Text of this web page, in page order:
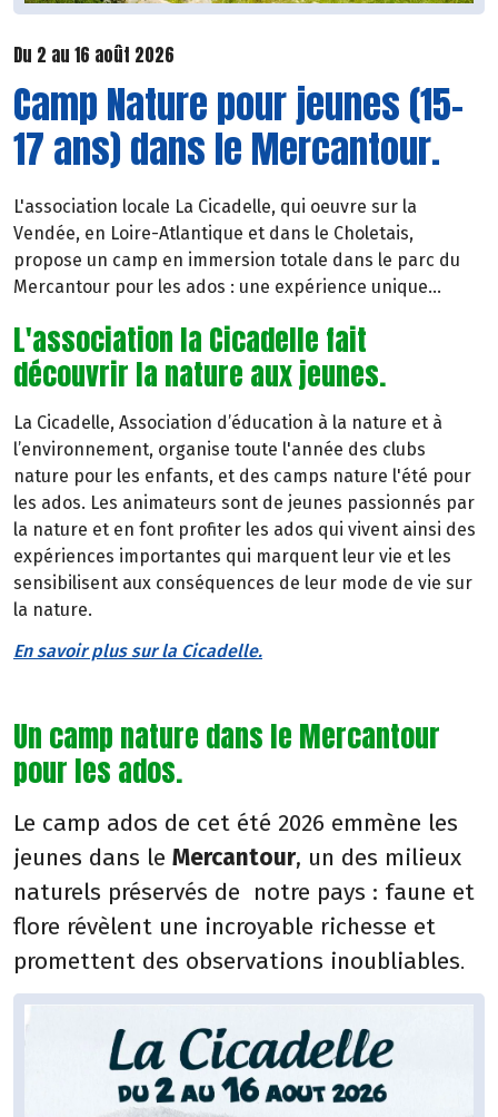
Du 2 au 16 août 2026
Camp Nature pour jeunes (15-
17 ans) dans le Mercantour.
L'association locale La Cicadelle, qui oeuvre sur la
Vendée, en Loire-Atlantique et dans le Choletais,
propose un camp en immersion totale dans le parc du
Mercantour pour les ados : une expérience unique...
L'association la Cicadelle fait
découvrir la nature aux jeunes.
La Cicadelle, Association d’éducation à la nature et à
l’environnement, organise toute l'année des clubs
nature pour les enfants, et des camps nature l'été pour
les ados. Les animateurs sont de jeunes passionnés par
la nature et en font profiter les ados qui vivent ainsi des
expériences importantes qui marquent leur vie et les
sensibilisent aux conséquences de leur mode de vie sur
la nature.
En savoir plus sur la Cicadelle.
Un camp nature dans le Mercantour
pour les ados.
Le camp ados de cet été 2026 emmène les
jeunes dans le Mercantour, un des milieux
naturels préservés de notre pays : faune et
flore révèlent une incroyable richesse et
promettent des observations inoubliables.